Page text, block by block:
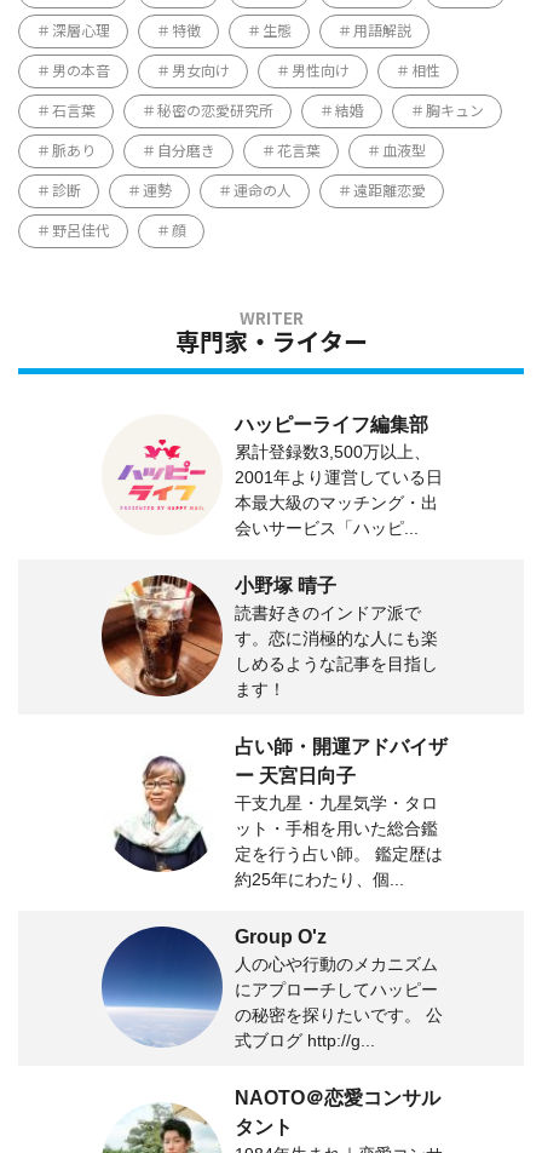
深層心理 特徴 生態 用語解説
男の本音 男女向け 男性向け 相性
石言葉 秘密の恋愛研究所 結婚 胸キュン
脈あり 自分磨き 花言葉 血液型
診断 運勢 運命の人 遠距離恋愛
野呂佳代 顔
専門家・ライター
ハッピーライフ編集部
累計登録数3,500万以上、
2001年より運営している日
本最大級のマッチング・出
会いサービス「ハッピ...
小野塚 晴子
読書好きのインドア派で
す。恋に消極的な人にも楽
しめるような記事を目指し
ます！
占い師・開運アドバイザ
ー 天宮日向子
干支九星・九星気学・タロ
ット・手相を用いた総合鑑
定を行う占い師。 鑑定歴は
約25年にわたり、個...
Group O'z
人の心や行動のメカニズム
にアプローチしてハッピー
の秘密を探りたいです。 公
式ブログ http://g...
NAOTO＠恋愛コンサル
タント